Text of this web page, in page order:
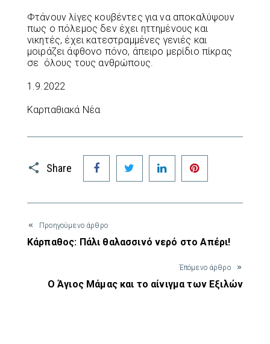
Φτάνουν λίγες κουβέντες για να αποκαλύψουν
πως ο πόλεμος δεν έχει ηττημένους και
νικητές, έχει κατεστραμμένες γενιές και
μοιράζει άφθονο πόνο, άπειρο μερίδιο πίκρας
σε όλους τους ανθρώπους.
1.9.2022
Καρπαθιακά Νέα
Share
Facebook Twitter LinkedIn
Προηγούμενο άρθρο
Κάρπαθος: Πάλι θαλασσινό νερό στο Απέρι!
Έπόμενο άρθρο
Ο Άγιος Μάμας και το αίνιγμα των Εξιλών